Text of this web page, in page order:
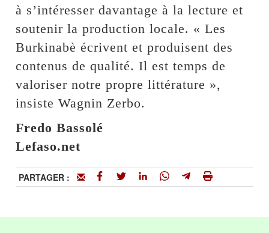
à s’intéresser davantage à la lecture et
soutenir la production locale. « Les
Burkinabè écrivent et produisent des
contenus de qualité. Il est temps de
valoriser notre propre littérature »,
insiste Wagnin Zerbo.
Fredo Bassolé
Lefaso.net
PARTAGER :